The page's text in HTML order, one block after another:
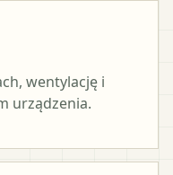
wentylację i
urządzenia.